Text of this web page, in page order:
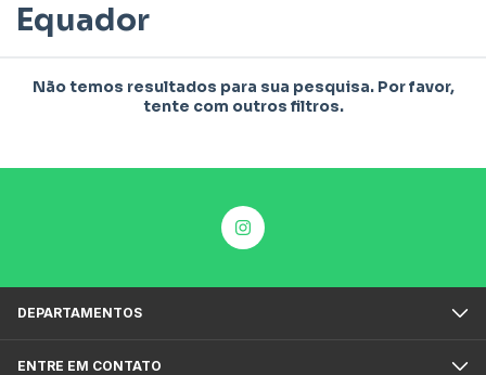
Equador
Não temos resultados para sua pesquisa. Por favor,
tente com outros filtros.
DEPARTAMENTOS
ENTRE EM CONTATO